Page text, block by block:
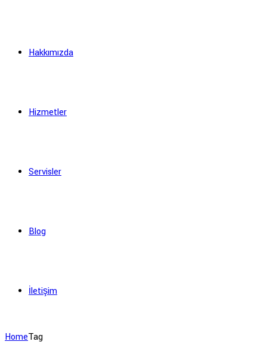
Hakkımızda
Hizmetler
Servisler
Blog
İletişim
HomeTag